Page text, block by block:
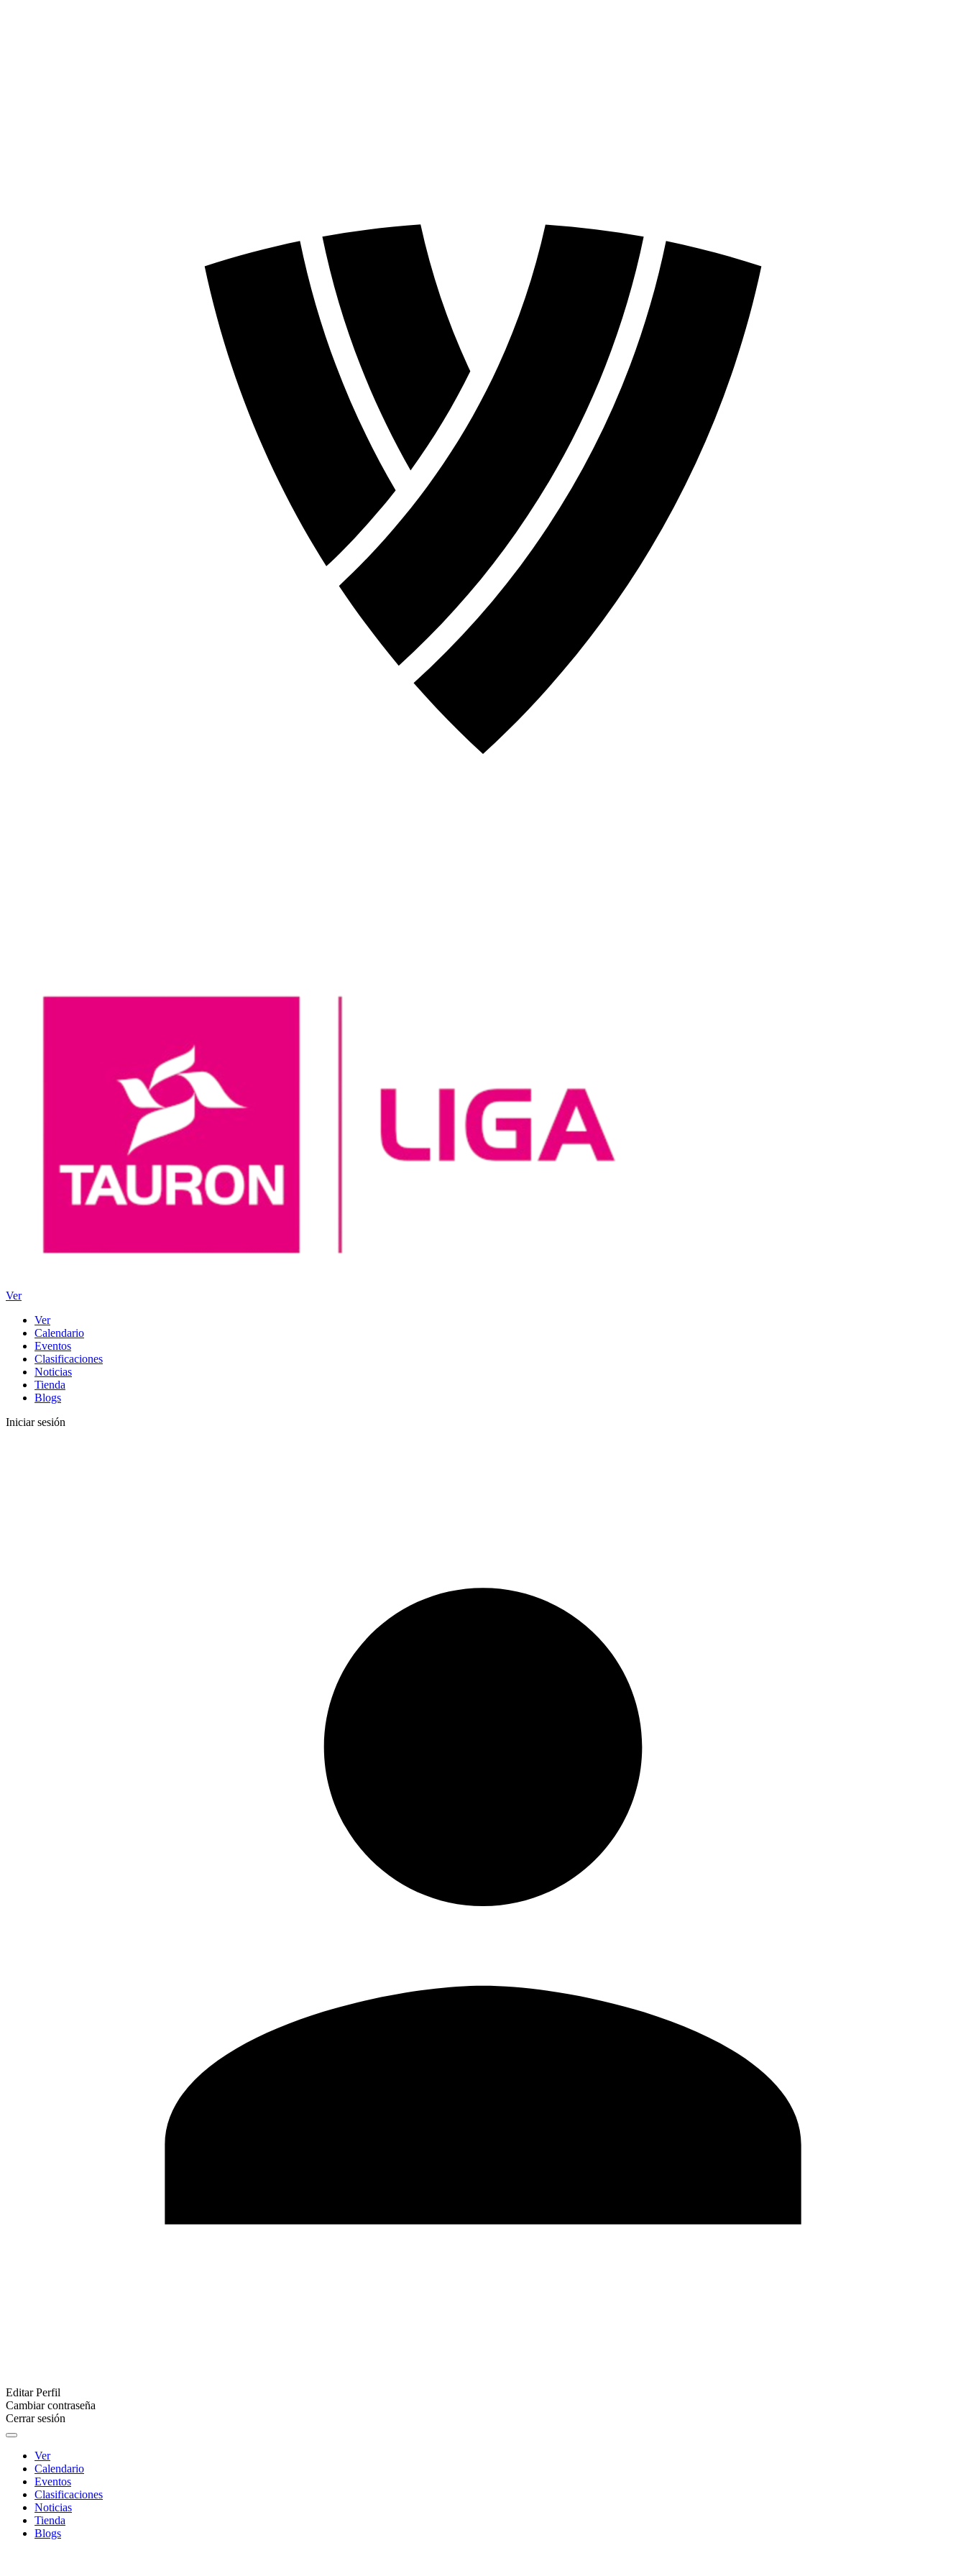
Ver
Ver
Calendario
Eventos
Clasificaciones
Noticias
Tienda
Blogs
Iniciar sesión
Editar Perfil
Cambiar contraseña
Cerrar sesión
Ver
Calendario
Eventos
Clasificaciones
Noticias
Tienda
Blogs